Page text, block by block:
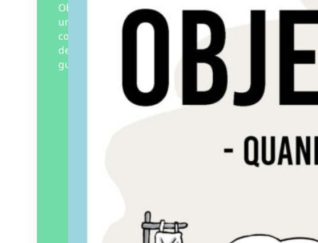
Objectif con : quand l’absurde dérape est
un recueil de dessins d’humour qui
contient des gags explosifs sur des sujets
de société intemporels : la police, la
guerre,…
Éditions